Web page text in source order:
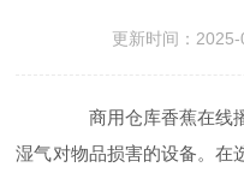
更新时间：
商用仓库香蕉在线播
湿气对物品损害的设备。